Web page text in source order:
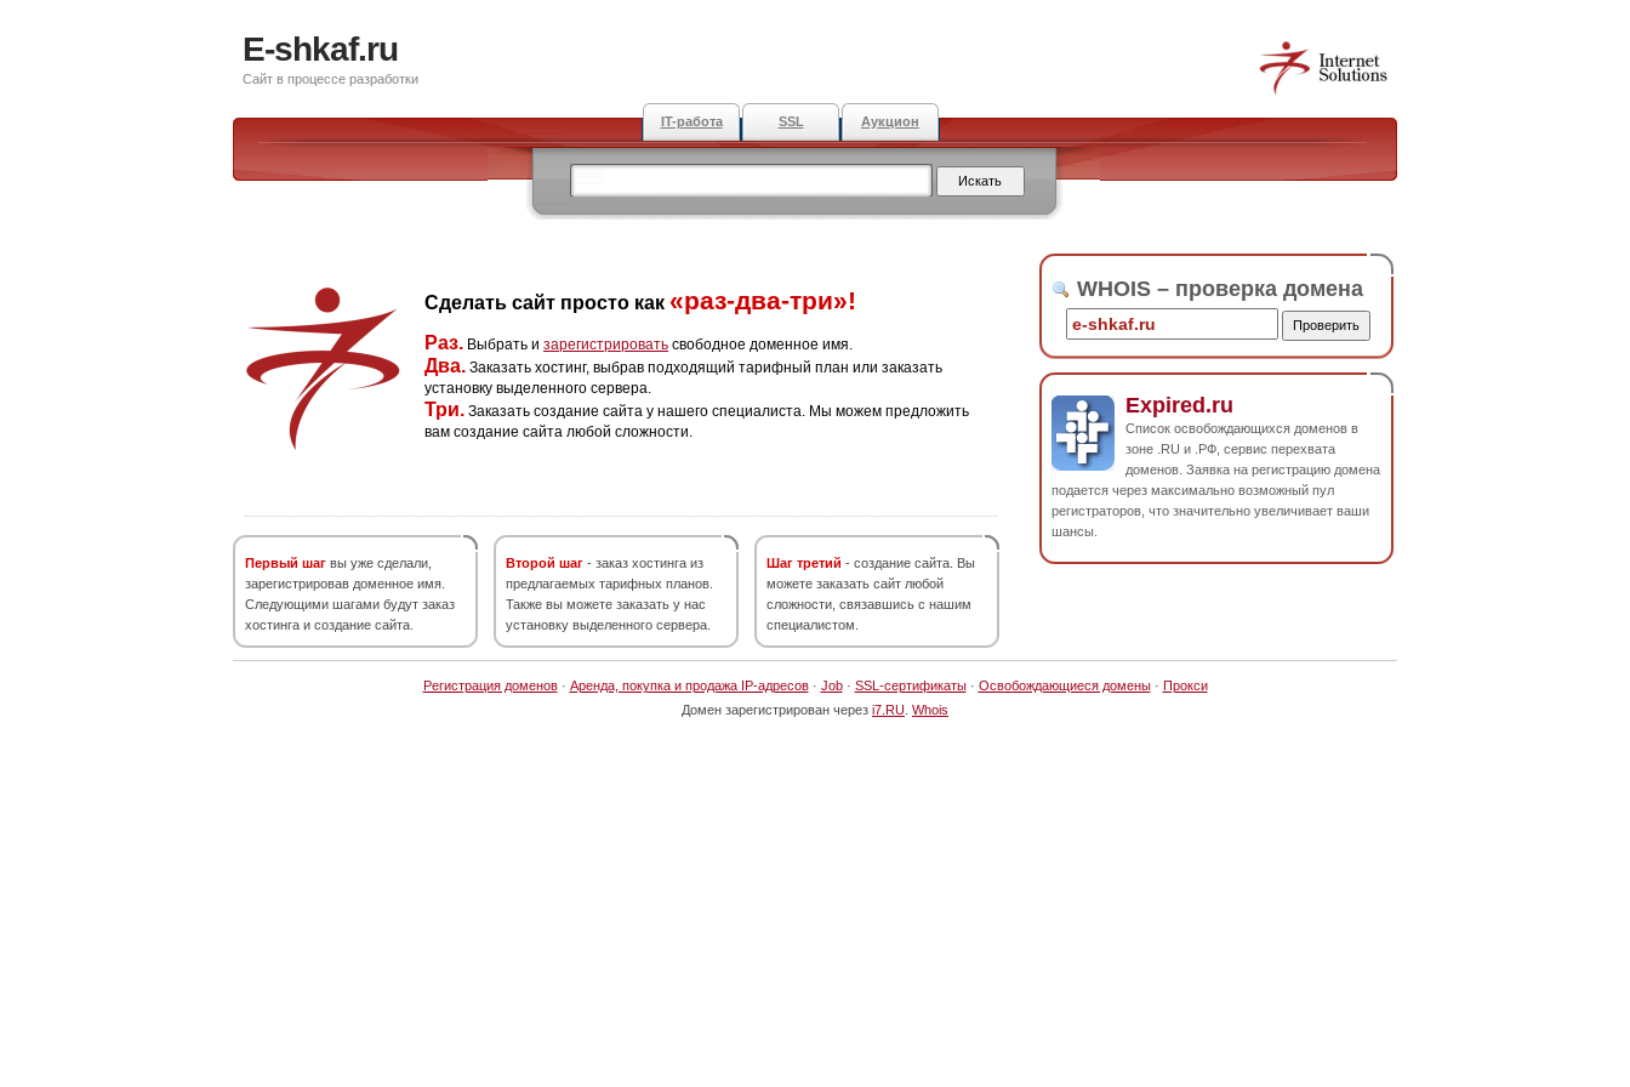
E-shkaf.ru
Сайт в процессе разработки
IT-работа SSL Аукцион
Сделать сайт просто как «раз-два-три»!
Раз. Выбрать и зарегистрировать свободное доменное имя.
Два. Заказать хостинг, выбрав подходящий тарифный план или заказать
установку выделенного сервера.
Три. Заказать создание сайта у нашего специалиста. Мы можем предложить
вам создание сайта любой сложности.
Первый шаг вы уже сделали,
зарегистрировав доменное имя.
Следующими шагами будут заказ
хостинга и создание сайта.
Второй шаг - заказ хостинга из
предлагаемых тарифных планов.
Также вы можете заказать у нас
установку выделенного сервера.
Шаг третий - создание сайта. Вы
можете заказать сайт любой
сложности, связавшись с нашим
специалистом.
WHOIS – проверка домена
Expired.ru
Список освобождающихся доменов в
зоне .RU и .РФ, сервис перехвата
доменов. Заявка на регистрацию домена
подается через максимально возможный пул
регистраторов, что значительно увеличивает ваши
шансы.
Регистрация доменов· Аренда, покупка и продажа IP-адресов· Job· SSL-сертификаты· Освобождающиеся домены· Прокси
Домен зарегистрирован через i7.RU Whois